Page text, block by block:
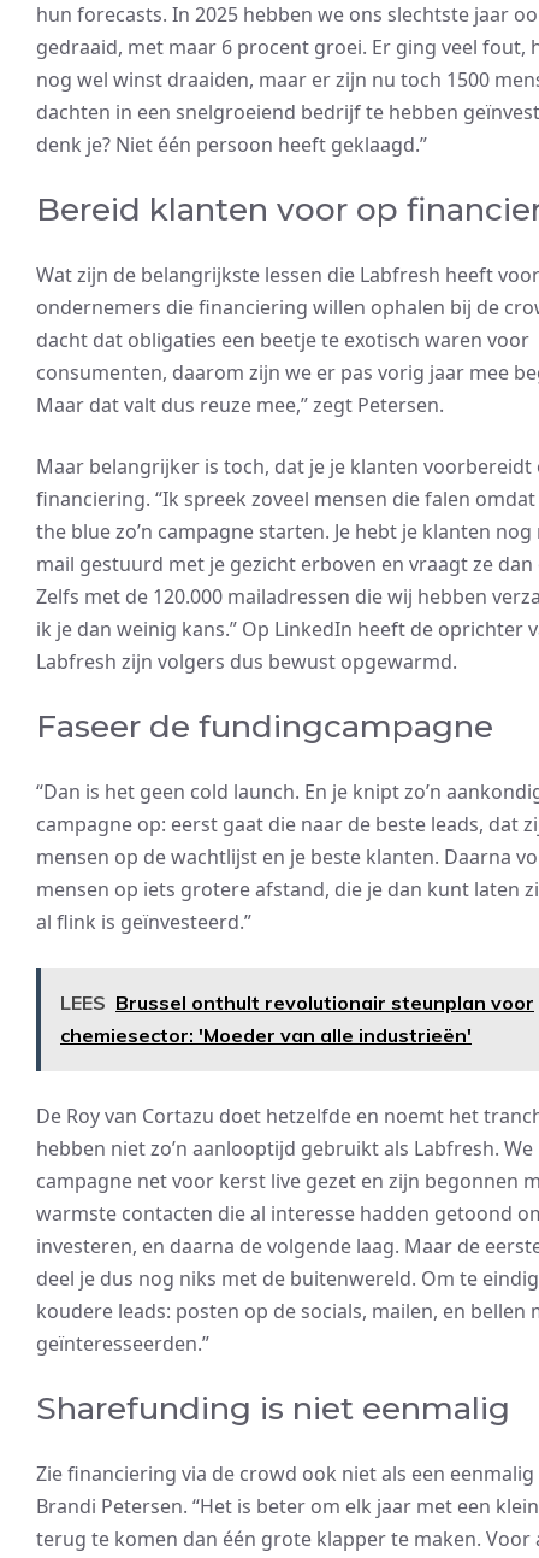
hun forecasts. In 2025 hebben we ons slechtste jaar
gedraaid, met maar 6 procent groei. Er ging veel fout,
nog wel winst draaiden, maar er zijn nu toch 1500
dachten in een snelgroeiend bedrijf te hebben
denk je? Niet één persoon heeft geklaagd.”
Bereid klanten voor op
Wat zijn de belangrijkste lessen die Labfresh heeft
ondernemers die financiering willen ophalen bij de
dacht dat obligaties een beetje te exotisch waren voor
consumenten, daarom zijn we er pas vorig jaar mee
Maar dat valt dus reuze mee,” zegt Petersen.
Maar belangrijker is toch, dat je je klanten voorbereidt
financiering. “Ik spreek zoveel mensen die falen
the blue zo’n campagne starten. Je hebt je klanten
mail gestuurd met je gezicht erboven en vraagt ze dan
Zelfs met de 120.000 mailadressen die wij hebben
ik je dan weinig kans.” Op LinkedIn heeft de oprichter
Labfresh zijn volgers dus bewust opgewarmd.
Faseer de fundingcampagne
“Dan is het geen cold launch. En je knipt zo’n
campagne op: eerst gaat die naar de beste leads, dat
mensen op de wachtlijst en je beste klanten. Daarna
mensen op iets grotere afstand, die je dan kunt laten
al flink is geïnvesteerd.”
LEES Brussel onthult revolutionair steunplan voor
chemiesector: 'Moeder van alle industrieën'
De Roy van Cortazu doet hetzelfde en noemt het
hebben niet zo’n aanlooptijd gebruikt als Labfresh.
campagne net voor kerst live gezet en zijn begonnen
warmste contacten die al interesse hadden getoond
investeren, en daarna de volgende laag. Maar de
deel je dus nog niks met de buitenwereld. Om te
koudere leads: posten op de socials, mailen, en bellen
geïnteresseerden.”
Sharefunding is niet eenmalig
Zie financiering via de crowd ook niet als een
Brandi Petersen. “Het is beter om elk jaar met een
terug te komen dan één grote klapper te maken. Voor